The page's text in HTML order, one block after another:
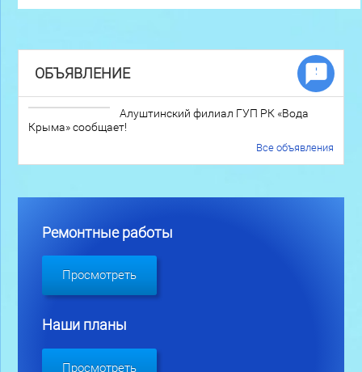
ОБЪЯВЛЕНИЕ
Алуштинский филиал ГУП РК «Вода
Крыма» сообщает!
Все объявления
Ремонтные работы
Просмотреть
Наши планы
Просмотреть